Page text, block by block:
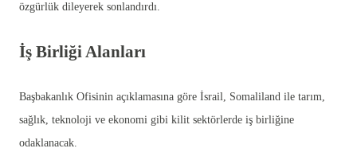
özgürlük dileyerek sonlandırdı.
İş Birliği Alanları
Başbakanlık Ofisinin açıklamasına göre İsrail, Somaliland ile tarım,
sağlık, teknoloji ve ekonomi gibi kilit sektörlerde iş birliğine
odaklanacak.